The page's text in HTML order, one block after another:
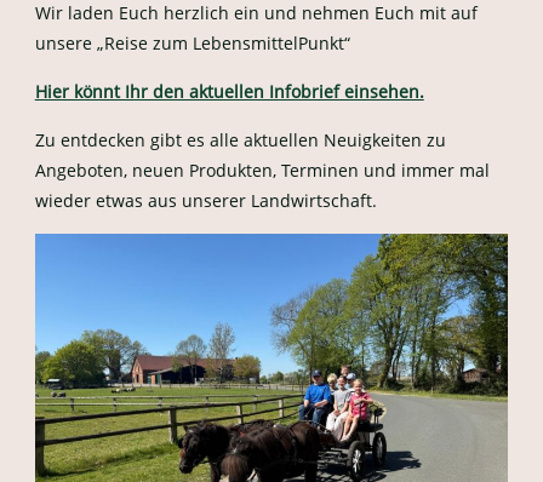
Wir laden Euch herzlich ein und nehmen Euch mit auf
unsere „Reise zum LebensmittelPunkt“
Hier könnt Ihr den aktuellen Infobrief einsehen.
Zu entdecken gibt es alle aktuellen Neuigkeiten zu
Angeboten, neuen Produkten, Terminen und immer mal
wieder etwas aus unserer Landwirtschaft.